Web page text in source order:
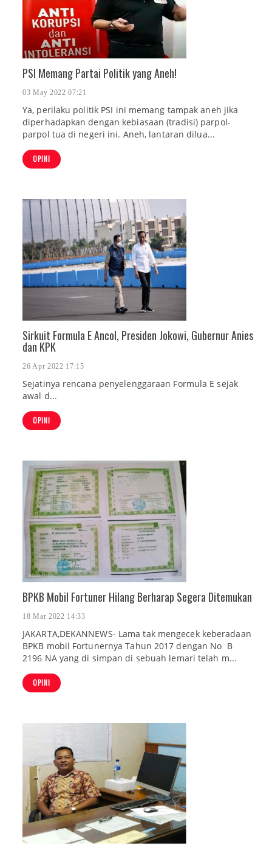
PSI Memang Partai Politik yang Aneh!
03 May 2022 07:21
Ya, perilaku politik PSI ini memang tampak aneh jika
diperhadapkan dengan kebiasaan (tradisi) parpol-
parpol tua di negeri ini. Aneh, lantaran dilua...
OPINI
Sirkuit Formula E Ancol, Presiden Jokowi, Gubernur Anies
dan KPK
26 Apr 2022 17:15
Sejatinya rencana penyelenggaraan Formula E sejak
awal d...
OPINI
BPKB Mobil Fortuner Hilang Berharap Segera Ditemukan
18 Mar 2022 14:33
JAKARTA,DEKANNEWS- Lama tak mengecek keberadaan
BPKB mobil Fortunernya Tahun 2017 dengan No B
2196 NA yang di simpan di sebuah lemari telah m...
OPINI